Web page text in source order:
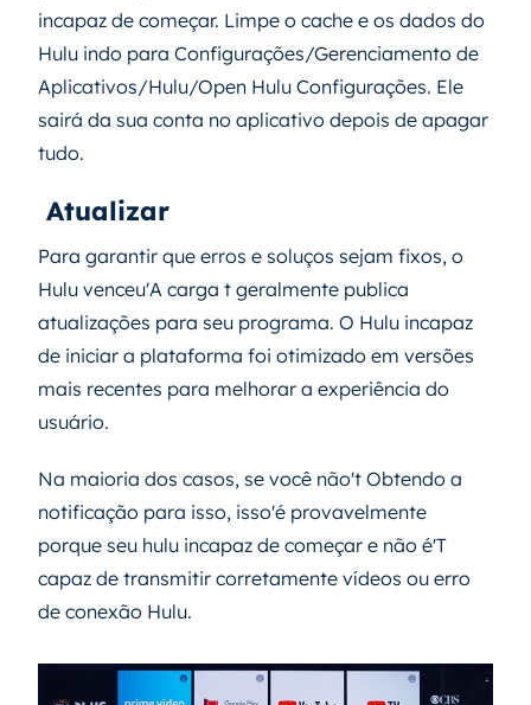
incapaz de começar. Limpe o cache e os dados do
Hulu indo para Configurações/Gerenciamento de
Aplicativos/Hulu/Open Hulu Configurações. Ele
sairá da sua conta no aplicativo depois de apagar
tudo.
Atualizar
Para garantir que erros e soluços sejam fixos, o
Hulu venceu'A carga t geralmente publica
atualizações para seu programa. O Hulu incapaz
de iniciar a plataforma foi otimizado em versões
mais recentes para melhorar a experiência do
usuário.
Na maioria dos casos, se você não't Obtendo a
notificação para isso, isso'é provavelmente
porque seu hulu incapaz de começar e não é'T
capaz de transmitir corretamente vídeos ou erro
de conexão Hulu.